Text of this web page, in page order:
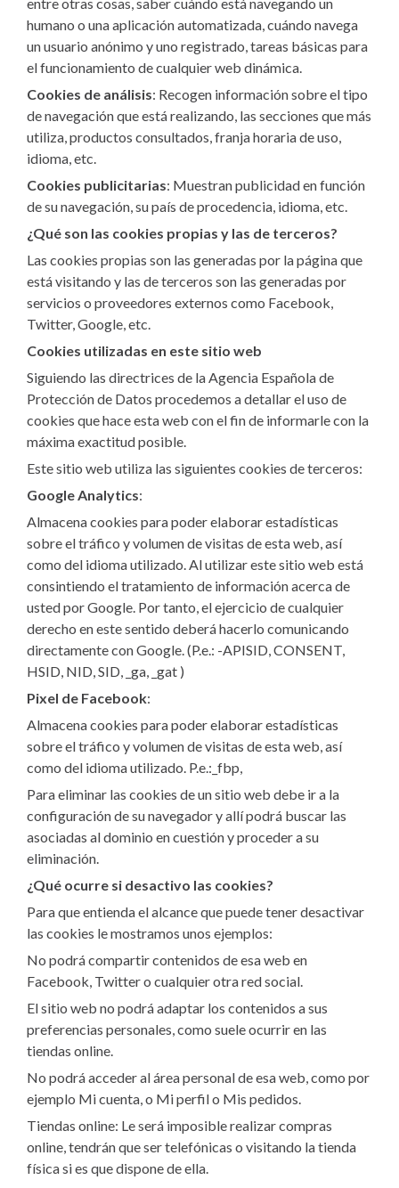
humano o una aplicación automatizada, cuándo navega
un usuario anónimo y uno registrado, tareas básicas para
el funcionamiento de cualquier web dinámica.
Cookies de análisis: Recogen información sobre el tipo
de navegación que está realizando, las secciones que más
utiliza, productos consultados, franja horaria de uso,
idioma, etc.
Cookies publicitarias: Muestran publicidad en función
de su navegación, su país de procedencia, idioma, etc.
¿Qué son las cookies propias y las de terceros?
Las cookies propias son las generadas por la página que
está visitando y las de terceros son las generadas por
servicios o proveedores externos como Facebook,
Twitter, Google, etc.
Cookies utilizadas en este sitio web
Siguiendo las directrices de la Agencia Española de
Protección de Datos procedemos a detallar el uso de
cookies que hace esta web con el fin de informarle con la
máxima exactitud posible.
Este sitio web utiliza las siguientes cookies de terceros:
Google Analytics:
Almacena cookies para poder elaborar estadísticas
sobre el tráfico y volumen de visitas de esta web, así
como del idioma utilizado. Al utilizar este sitio web está
consintiendo el tratamiento de información acerca de
usted por Google. Por tanto, el ejercicio de cualquier
derecho en este sentido deberá hacerlo comunicando
directamente con Google. (P.e.: -APISID, CONSENT,
HSID, NID, SID, _ga, _gat )
Pixel de Facebook:
Almacena cookies para poder elaborar estadísticas
sobre el tráfico y volumen de visitas de esta web, así
como del idioma utilizado. P.e.:_fbp,
Para eliminar las cookies de un sitio web debe ir a la
configuración de su navegador y allí podrá buscar las
asociadas al dominio en cuestión y proceder a su
eliminación.
¿Qué ocurre si desactivo las cookies?
Para que entienda el alcance que puede tener desactivar
las cookies le mostramos unos ejemplos:
No podrá compartir contenidos de esa web en
Facebook, Twitter o cualquier otra red social.
El sitio web no podrá adaptar los contenidos a sus
preferencias personales, como suele ocurrir en las
tiendas online.
No podrá acceder al área personal de esa web, como por
ejemplo Mi cuenta, o Mi perfil o Mis pedidos.
Tiendas online: Le será imposible realizar compras
online, tendrán que ser telefónicas o visitando la tienda
física si es que dispone de ella.